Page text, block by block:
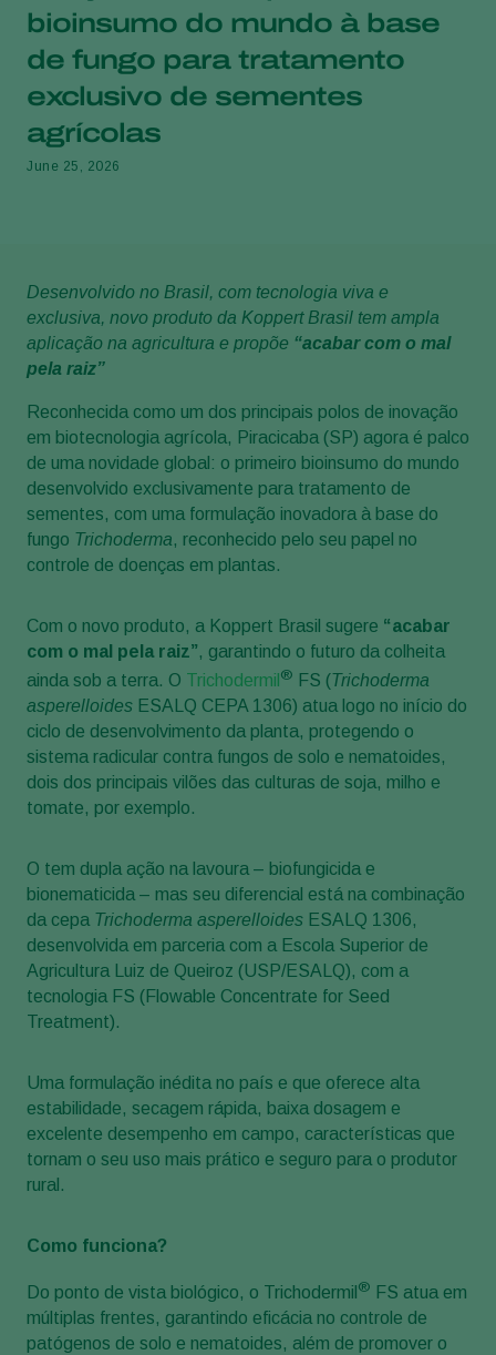
bioinsumo do mundo à base
de fungo para tratamento
exclusivo de sementes
agrícolas
June 25, 2026
Desenvolvido no Brasil, com tecnologia viva e
exclusiva, novo produto da Koppert Brasil tem ampla
aplicação na agricultura e propõe “acabar com o mal
pela raiz”
Reconhecida como um dos principais polos de inovação
em biotecnologia agrícola, Piracicaba (SP) agora é palco
de uma novidade global: o primeiro bioinsumo do mundo
desenvolvido exclusivamente para tratamento de
sementes, com uma formulação inovadora à base do
fungo Trichoderma, reconhecido pelo seu papel no
controle de doenças em plantas.
Com o novo produto, a Koppert Brasil sugere “acabar
com o mal pela raiz”, garantindo o futuro da colheita
ainda sob a terra. O Trichodermil ® FS (Trichoderma
asperelloides ESALQ CEPA 1306) atua logo no início do
ciclo de desenvolvimento da planta, protegendo o
sistema radicular contra fungos de solo e nematoides,
dois dos principais vilões das culturas de soja, milho e
tomate, por exemplo.
O tem dupla ação na lavoura – biofungicida e
bionematicida – mas seu diferencial está na combinação
da cepa Trichoderma asperelloides ESALQ 1306,
desenvolvida em parceria com a Escola Superior de
Agricultura Luiz de Queiroz (USP/ESALQ), com a
tecnologia FS (Flowable Concentrate for Seed
Treatment).
Uma formulação inédita no país e que oferece alta
estabilidade, secagem rápida, baixa dosagem e
excelente desempenho em campo, características que
tornam o seu uso mais prático e seguro para o produtor
rural.
Como funciona?
Do ponto de vista biológico, o Trichodermil ® FS atua em
múltiplas frentes, garantindo eficácia no controle de
patógenos de solo e nematoides, além de promover o